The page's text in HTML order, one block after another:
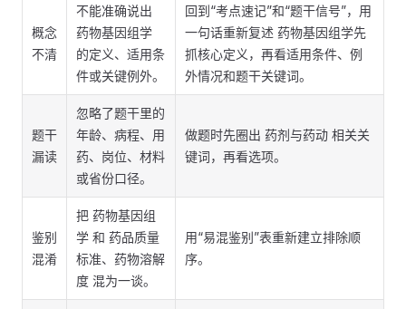
概念
不清
不能准确说出
药物基因组学
的定义、适用条
件或关键例外。
回到“考点速记”和“题干信号”，用
一句话重新复述 药物基因组学先
抓核心定义，再看适用条件、例
外情况和题干关键词。
题干
漏读
忽略了题干里的
年龄、病程、用
药、岗位、材料
或省份口径。
做题时先圈出 药剂与药动 相关关
键词，再看选项。
鉴别
混淆
把 药物基因组
学 和 药品质量
标准、药物溶解
度 混为一谈。
用“易混鉴别”表重新建立排除顺
序。